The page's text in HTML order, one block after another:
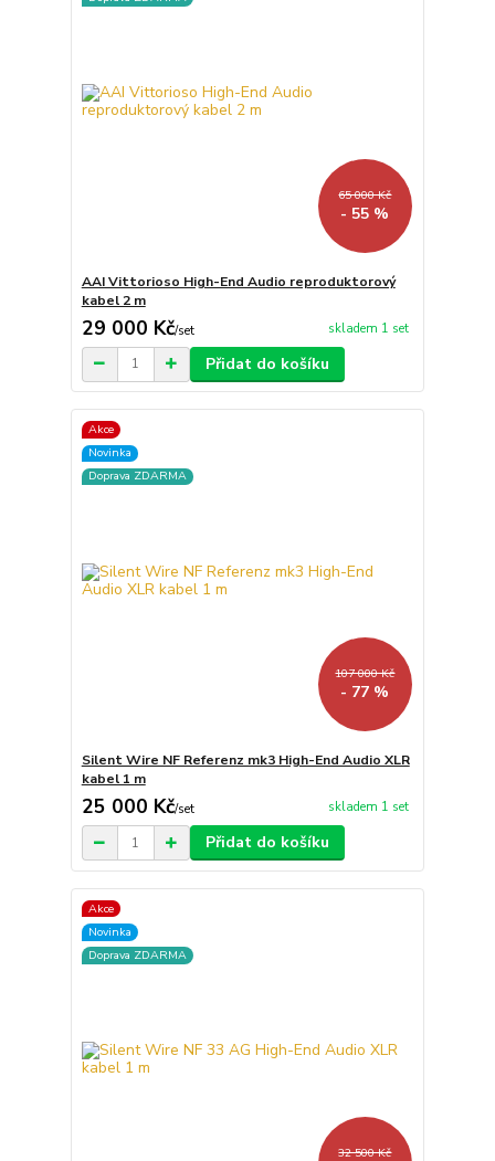
65 000 Kč
- 55 %
AAI Vittorioso High-End Audio reproduktorový
kabel 2 m
29 000 Kč/set skladem 1 set
Přidat do košíku
Akce
Novinka
Doprava ZDARMA
107 000 Kč
- 77 %
Silent Wire NF Referenz mk3 High-End Audio XLR
kabel 1 m
25 000 Kč/set skladem 1 set
Přidat do košíku
Akce
Novinka
Doprava ZDARMA
32 500 Kč